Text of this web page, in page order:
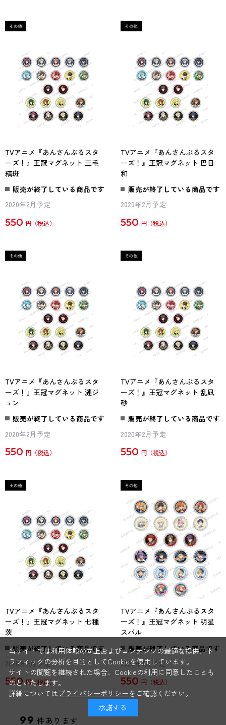
TVアニメ『あんさんぶるスタ
ーズ！』王冠マグネット 三毛
縞斑
販売が終了している商品です
2020年2月予定
550 円
TVアニメ『あんさんぶるスタ
ーズ！』王冠マグネット 巴日
和
販売が終了している商品です
2020年2月予定
550 円
TVアニメ『あんさんぶるスタ
ーズ！』王冠マグネット 漣ジ
ュン
販売が終了している商品です
2020年2月予定
550 円
TVアニメ『あんさんぶるスタ
ーズ！』王冠マグネット 乱凪
砂
販売が終了している商品です
2020年2月予定
550 円
TVアニメ『あんさんぶるスタ
ーズ！』王冠マグネット 七種
茨
販売が終了している商品です
2020年2月予定
550 円
TVアニメ『あんさんぶるスタ
ーズ！』王冠マグネット 明星
スバル
販売が終了している商品です
2020年1月予定
550 円
[1～60件]
99 件あります
当サイトでは利用体験の向上およびコンテンツの最適な提供、ト
ラフィックの分析を目的としてCookieを使用しています。
サイトの閲覧を継続された場合、Cookieの利用に同意したことも
のといたします。
詳細についてはプライバシーポリシーをご確認ください。
承諾する